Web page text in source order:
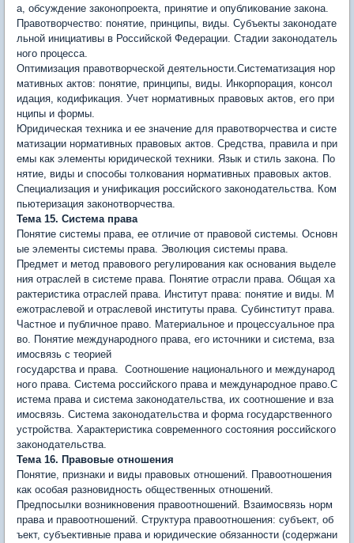
а, обсуждение законопроекта, принятие и опубликование закона.
Правотворчество: понятие, принципы, виды. Субъекты законодате
льной инициативы в Российской Федерации. Стадии законодатель
ного процесса.
Оптимизация правотворческой деятельности.Систематизация нор
мативных актов: понятие, принципы, виды. Инкорпорация, консол
идация, кодификация. Учет нормативных правовых актов, его при
нципы и формы.
Юридическая техника и ее значение для правотворчества и систе
матизации нормативных правовых актов. Средства, правила и при
емы как элементы юридической техники. Язык и стиль закона. По
нятие, виды и способы толкования нормативных правовых актов.
Специализация и унификация российского законодательства. Ком
пьютеризация законотворчества.
Тема 15. Система права
Понятие системы права, ее отличие от правовой системы. Основн
ые элементы системы права. Эволюция системы права.
Предмет и метод правового регулирования как основания выделе
ния отраслей в системе права. Понятие отрасли права. Общая ха
рактеристика отраслей права. Институт права: понятие и виды. М
ежотраслевой и отраслевой институты права. Субинститут права.
Частное и публичное право. Материальное и процессуальное пра
во. Понятие международного права, его источники и система, вза
имосвязь с теорией
государства и права. Соотношение национального и международ
ного права. Система российского права и международное право.С
истема права и система законодательства, их соотношение и вза
имосвязь. Система законодательства и форма государственного
устройства. Характеристика современного состояния российского
законодательства.
Тема 16. Правовые отношения
Понятие, признаки и виды правовых отношений. Правоотношения
как особая разновидность общественных отношений.
Предпосылки возникновения правоотношений. Взаимосвязь норм
права и правоотношений. Структура правоотношения: субъект, об
ъект, субъективные права и юридические обязанности (содержа­ни